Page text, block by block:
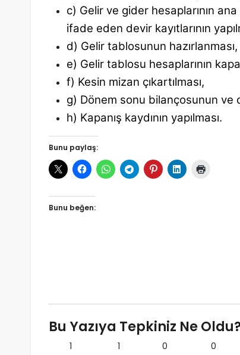
c) Gelir ve gider hesaplarının
ifade eden devir kayıtlarının
d) Gelir tablosunun hazırlanması,
e) Gelir tablosu hesaplarının
f) Kesin mizan çıkartılması,
g) Dönem sonu bilançosunun ve
h) Kapanış kaydının yapılması.
Bunu paylaş:
Bunu beğen:
Bu Yazıya Tepkiniz Ne
1 1 0 0